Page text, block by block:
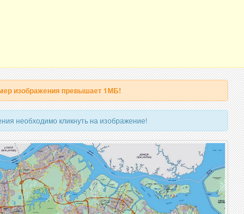
изображения превышает 1МБ!
необходимо кликнуть на изображение!